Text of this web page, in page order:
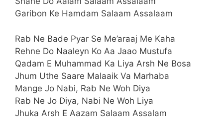
Garibon Ke Hamdam Salaam Assalaam
Rab Ne Bade Pyar Se Me’araaj Me Kaha
Rehne Do Naaleyn Ko Aa Jaao Mustufa
Qadam E Muhammad Ka Liya Arsh Ne Bosa
Jhum Uthe Saare Malaaik Va Marhaba
Mange Jo Nabi, Rab Ne Woh Diya
Rab Ne Jo Diya, Nabi Ne Woh Liya
Jhuka Arsh E Aazam Salaam Assalam